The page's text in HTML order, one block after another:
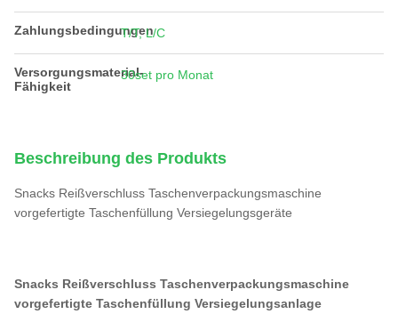
Zahlungsbedingungen
T/T, L/C
Versorgungsmaterial-
Fähigkeit
30set pro Monat
Beschreibung des Produkts
Snacks Reißverschluss Taschenverpackungsmaschine
vorgefertigte Taschenfüllung Versiegelungsgeräte
Snacks Reißverschluss Taschenverpackungsmaschine
vorgefertigte Taschenfüllung Versiegelungsanlage